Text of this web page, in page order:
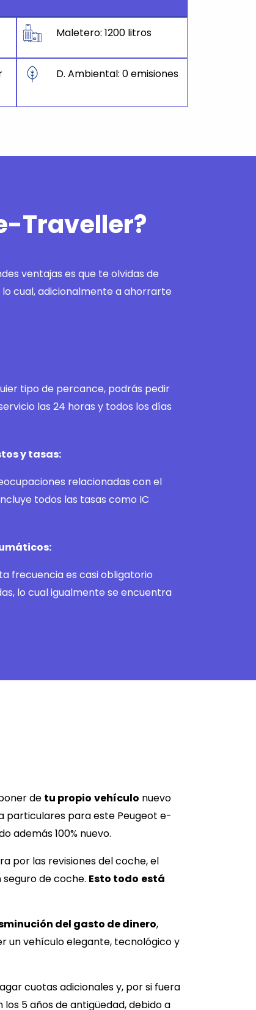
Maletero: 1200 litros
D. Ambiental: 0 emisiones
Traveller?
ventajas es que te olvidas de
lo cual, adicionalmente a ahorrarte
tipo de percance, podrás pedir
las 24 horas y todos los días
y tasas:
relacionadas con el
todos las tasas como IC
frecuencia es casi obligatorio
lo cual igualmente se encuentra
de tu propio vehículo nuevo
particulares para este Peugeot e-
además 100% nuevo.
por las revisiones del coche, el
de coche. Esto todo está
del gasto de dinero,
un vehículo elegante, tecnológico y
cuotas adicionales y, por si fuera
5 años de antigüedad, debido a